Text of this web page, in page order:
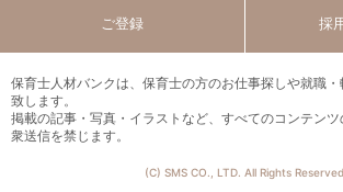
ご登録 採
保育士人材バンクは、保育士の方のお仕事探しや就職・
致します。
掲載の記事・写真・イラストなど、すべてのコンテン
衆送信を禁じます。
(C) SMS CO., LTD. All Rights